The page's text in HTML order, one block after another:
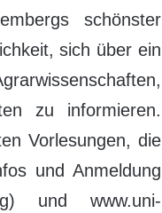
schönster
sich über ein
zu informieren.
Vorlesungen, die
und Anmeldung
und www.uni-